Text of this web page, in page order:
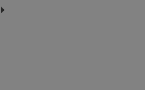
⏵︎